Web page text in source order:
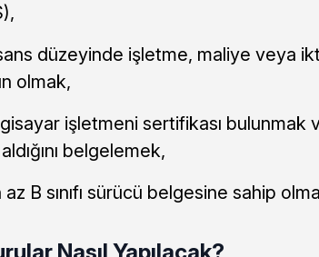
düzeyinde işletme, maliye veya
olmak,
işletmeni sertifikası bulunmak
belgelemek,
az B sınıfı sürücü belgesine sahip
Nasıl Yapılacak?